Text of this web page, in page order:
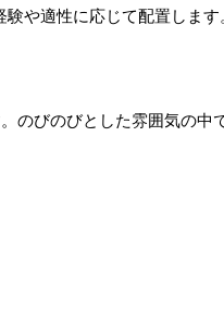
や適性に応じて配置します
のびのびとした雰囲気の中